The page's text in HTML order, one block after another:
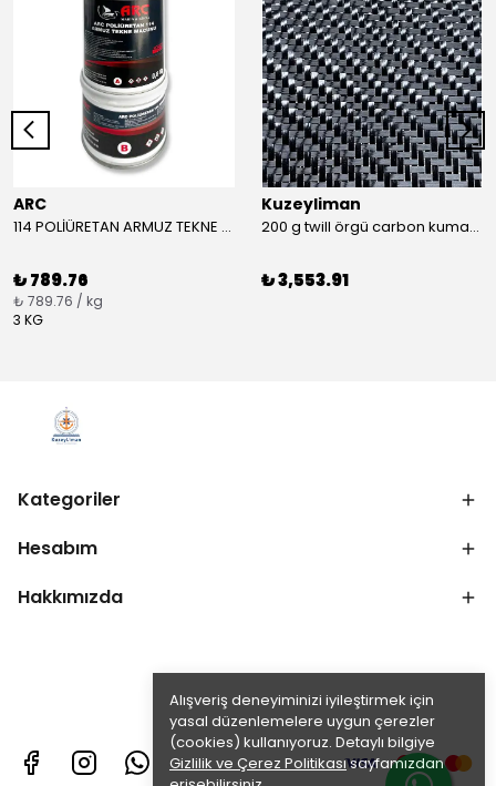
Alışveriş deneyiminizi iyileştirmek için
yasal düzenlemelere uygun çerezler
(cookies) kullanıyoruz. Detaylı bilgiye
Gizlilik ve Çerez Politikasısayfamızdan
ARC
114 POLİÜRETAN ARMUZ TEKNE MACUNU TAKIM (BEYAZ)
₺ 789.76
₺ 789.76 / kg
3 KG
Kuzeyliman
200 g twill örgü carbon kumaş m2
₺ 3,553.91
Kategoriler
Hesabım
Hakkımızda